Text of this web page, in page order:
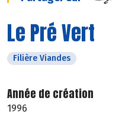
Le Pré Vert
Filière Viandes
Année de création
1996